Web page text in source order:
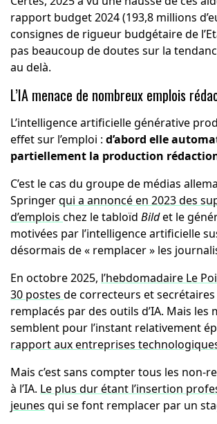
rapport budget 2024 (193,8 millions
consignes de rigueur budgétaire de
pas beaucoup de doutes sur la
au delà.
L’IA menace de nombreux emplois
L’intelligence artificielle générative
effet sur l’emploi : d’abord elle
partiellement la production
C’est le cas du groupe de médias
Springerqui a annoncé en 2023 des
d’emplois chez le tabloïd Bildet le
motivées par l’intelligence artificielle
désormais de « remplacer » les
En octobre 2025, l’hebdomadaire Le
30 postes de correcteurs et
remplacés par des outils d’IA. Mais les
semblent pour l’instant relativement
rapport aux entreprises
Mais c’est sans compter tous les non-
à l’IA. Le plus dur étant l’insertion
jeunes qui se font remplacer par un